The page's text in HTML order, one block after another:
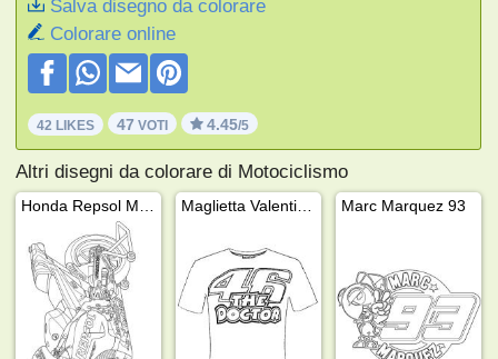
Salva disegno da colorare
Colorare online
42 LIKES 47 VOTI 4.45/5
Altri disegni da colorare di Motociclismo
Marc Marquez 93